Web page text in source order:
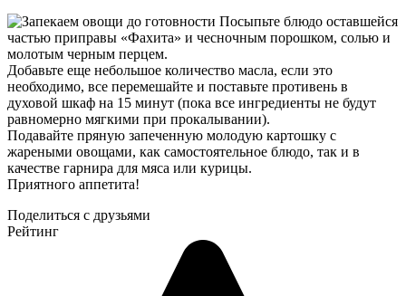
Посыпьте блюдо оставшейся
частью приправы «Фахита» и чесночным порошком, солью и
молотым черным перцем.
Добавьте еще небольшое количество масла, если это
необходимо, все перемешайте и поставьте противень в
духовой шкаф на 15 минут (пока все ингредиенты не будут
равномерно мягкими при прокалывании).
Подавайте пряную запеченную молодую картошку с
жареными овощами, как самостоятельное блюдо, так и в
качестве гарнира для мяса или курицы.
Приятного аппетита!
Поделиться с друзьями
Рейтинг